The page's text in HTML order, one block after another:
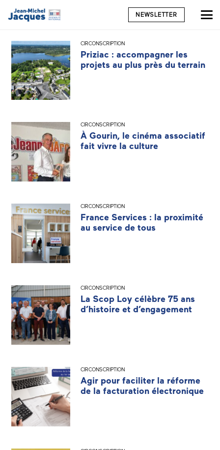
NEWSLETTER
CIRCONSCRIPTION
Priziac : accompagner les
projets au plus près du terrain
CIRCONSCRIPTION
À Gourin, le cinéma associatif
fait vivre la culture
CIRCONSCRIPTION
France Services : la proximité
au service de tous
CIRCONSCRIPTION
La Scop Loy célèbre 75 ans
d’histoire et d’engagement
CIRCONSCRIPTION
Agir pour faciliter la réforme
de la facturation électronique